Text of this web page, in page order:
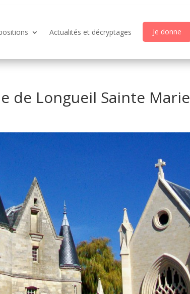
Actualités et décryptages Je donne
de Longueil Sainte Marie